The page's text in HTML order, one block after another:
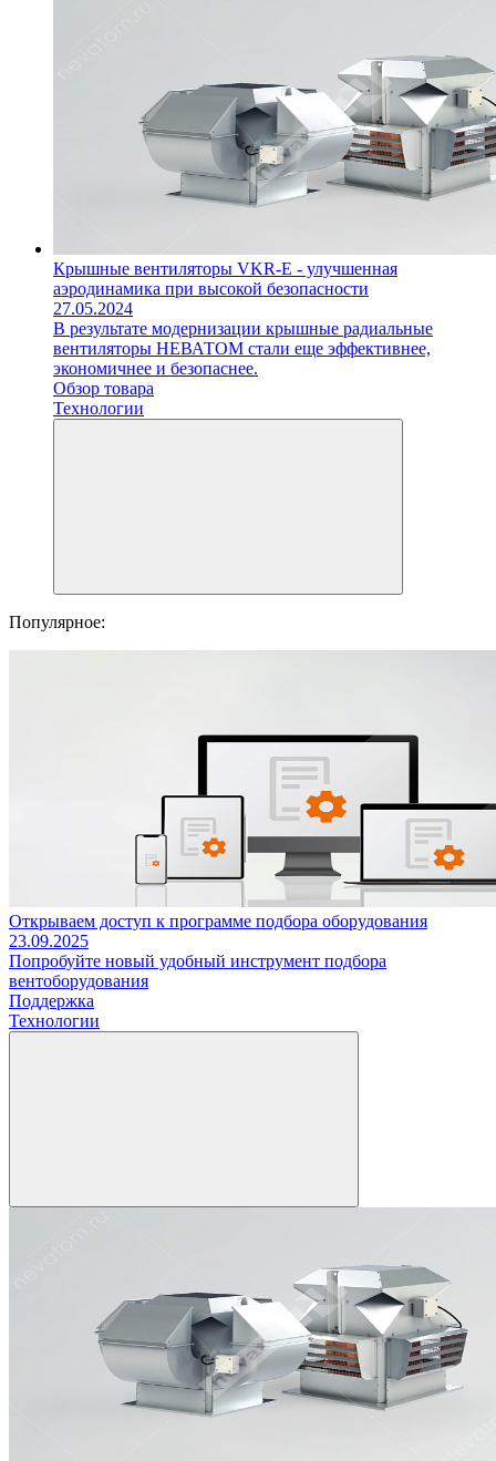
Крышные вентиляторы VKR-E - улучшенная
аэродинамика при высокой безопасности
27.05.2024
В результате модернизации крышные радиальные
вентиляторы НЕВАТОМ стали еще эффективнее,
экономичнее и безопаснее.
Обзор товара
Технологии
Популярное:
Открываем доступ к программе подбора оборудования
23.09.2025
Попробуйте новый удобный инструмент подбора
вентоборудования
Поддержка
Технологии